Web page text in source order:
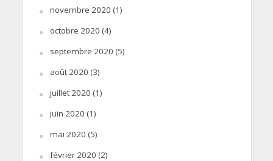
novembre 2020 (1)
octobre 2020 (4)
septembre 2020 (5)
août 2020 (3)
juillet 2020 (1)
juin 2020 (1)
mai 2020 (5)
février 2020 (2)